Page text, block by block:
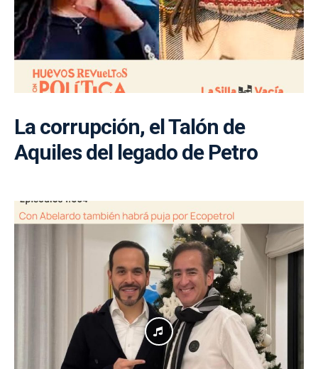
La corrupción, el Talón de
Aquiles del legado de Petro